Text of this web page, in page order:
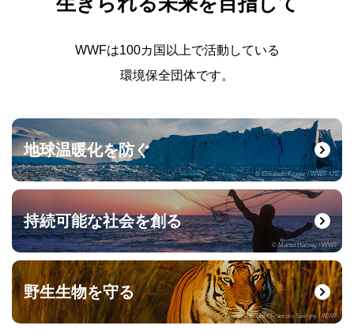
WWFは100カ国以上で活動している
環境保全団体です。
地球温暖化を防ぐ
© Elisabeth Kruger / WWF-US
持続可能な社会を創る
© Martin Harvey / WWF
野生生物を守る
© naturepl.com / Francois Savigny / WWF